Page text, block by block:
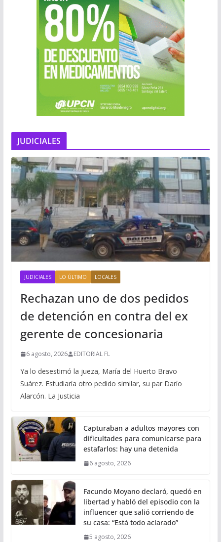
JUDICIALES
JUDICIALES LO ÚLTIMO LOCALES
Rechazan uno de dos pedidos
de detención en contra del ex
gerente de concesionaria
6 agosto, 2026 EDITORIAL FL
Ya lo desestimó la jueza, María del Huerto Bravo
Suárez. Estudiaría otro pedido similar, su par Darío
Alarcón. La Justicia
Capturaban a adultos mayores con
dificultades para comunicarse para
estafarlos: hay una detenida
6 agosto, 2026
Facundo Moyano declaró, quedó en
libertad y habló del episodio con la
influencer que salió corriendo de
su casa: “Está todo aclarado”
5 agosto, 2026